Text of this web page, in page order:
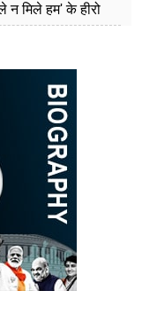
न मिले हम' के हीरो